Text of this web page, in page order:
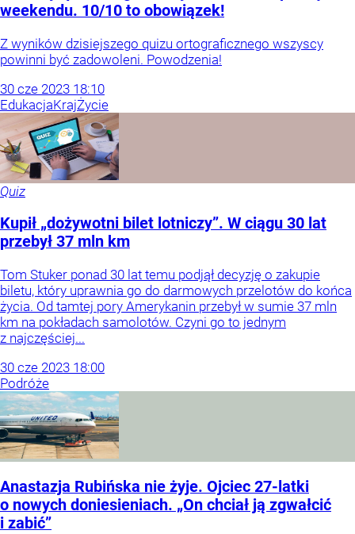
weekendu. 10/10 to obowiązek!
Z wyników dzisiejszego quizu ortograficznego wszyscy
powinni być zadowoleni. Powodzenia!
30 cze 2023 18:10
EdukacjaKrajŻycie
Quiz
Kupił „dożywotni bilet lotniczy”. W ciągu 30 lat
przebył 37 mln km
Tom Stuker ponad 30 lat temu podjął decyzję o zakupie
biletu, który uprawnia go do darmowych przelotów do końca
życia. Od tamtej pory Amerykanin przebył w sumie 37 mln
km na pokładach samolotów. Czyni go to jednym
z najczęściej...
30 cze 2023 18:00
Podróże
Anastazja Rubińska nie żyje. Ojciec 27-latki
o nowych doniesieniach. „On chciał ją zgwałcić
i zabić”